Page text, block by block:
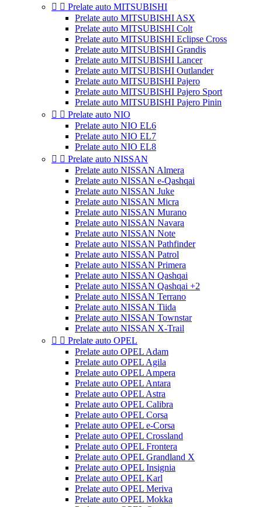
  Prelate auto MITSUBISHI
Prelate auto MITSUBISHI ASX
Prelate auto MITSUBISHI Colt
Prelate auto MITSUBISHI Eclipse Cross
Prelate auto MITSUBISHI Grandis
Prelate auto MITSUBISHI Lancer
Prelate auto MITSUBISHI Outlander
Prelate auto MITSUBISHI Pajero
Prelate auto MITSUBISHI Pajero Sport
Prelate auto MITSUBISHI Pajero Pinin
  Prelate auto NIO
Prelate auto NIO EL6
Prelate auto NIO EL7
Prelate auto NIO EL8
  Prelate auto NISSAN
Prelate auto NISSAN Almera
Prelate auto NISSAN e-Qashqai
Prelate auto NISSAN Juke
Prelate auto NISSAN Micra
Prelate auto NISSAN Murano
Prelate auto NISSAN Navara
Prelate auto NISSAN Note
Prelate auto NISSAN Pathfinder
Prelate auto NISSAN Patrol
Prelate auto NISSAN Primera
Prelate auto NISSAN Qashqai
Prelate auto NISSAN Qashqai +2
Prelate auto NISSAN Terrano
Prelate auto NISSAN Tiida
Prelate auto NISSAN Townstar
Prelate auto NISSAN X-Trail
  Prelate auto OPEL
Prelate auto OPEL Adam
Prelate auto OPEL Agila
Prelate auto OPEL Ampera
Prelate auto OPEL Antara
Prelate auto OPEL Astra
Prelate auto OPEL Calibra
Prelate auto OPEL Corsa
Prelate auto OPEL e-Corsa
Prelate auto OPEL Crossland
Prelate auto OPEL Frontera
Prelate auto OPEL Grandland X
Prelate auto OPEL Insignia
Prelate auto OPEL Karl
Prelate auto OPEL Meriva
Prelate auto OPEL Mokka